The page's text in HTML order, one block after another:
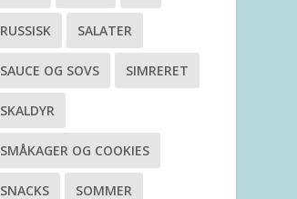
RUSSISK SALATER
SAUCE OG SOVS SIMRERET
SKALDYR
SMÅKAGER OG COOKIES
SNACKS SOMMER